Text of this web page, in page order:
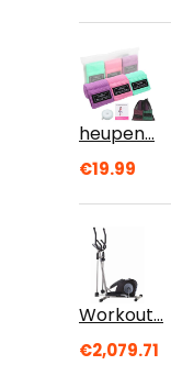
heupen…
€19.99
Workout…
€2,079.71